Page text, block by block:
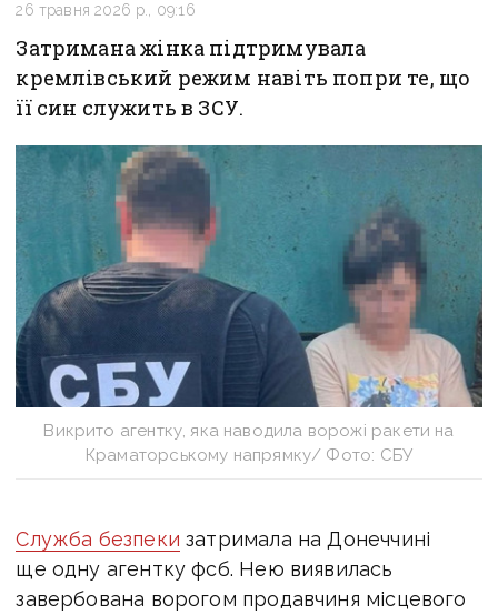
26 травня 2026 р., 09:16
Затримана жінка підтримувала
кремлівський режим навіть попри те, що
її син служить в ЗСУ.
Викрито агентку, яка наводила ворожі ракети на
Краматорському напрямку/ Фото: СБУ
Служба безпеки затримала на Донеччині
ще одну агентку фсб. Нею виявилась
завербована ворогом продавчиня місцевого